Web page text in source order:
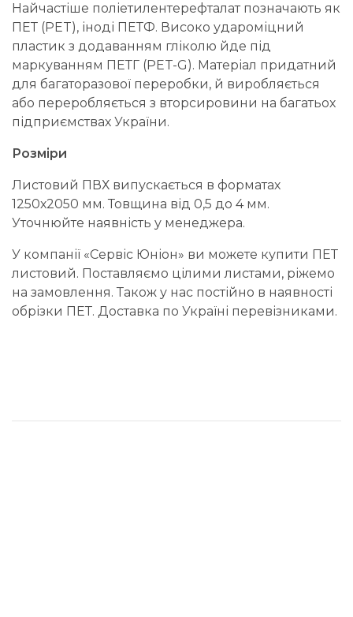
Найчастіше поліетилентерефталат позначають як
ПЕТ (PET), іноді ПЕТФ. Високо удароміцний
пластик з додаванням гліколю йде під
маркуванням ПЕТГ (PET-G). Матеріал придатний
для багаторазової переробки, й виробляється
або переробляється з вторсировини на багатьох
підприємствах України.
Розміри
Листовий ПВХ випускається в форматах
1250х2050 мм. Товщина від 0,5 до 4 мм.
Уточнюйте наявність у менеджера.
У компанії «Сервіс Юніон» ви можете купити ПЕТ
листовий. Поставляємо цілими листами, ріжемо
на замовлення. Також у нас постійно в наявності
обрізки ПЕТ. Доставка по Україні перевізниками.